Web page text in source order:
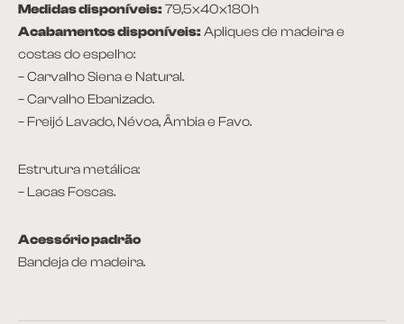
Medidas disponíveis:79,5x40x180h
Acabamentos disponíveis:Apliques de madeira e
costas do espelho:
– Carvalho Siena e Natural.
– Carvalho Ebanizado.
– Freijó Lavado, Névoa, Âmbia e Favo.
Estrutura metálica:
– Lacas Foscas.
Acessório padrão
Bandeja de madeira.